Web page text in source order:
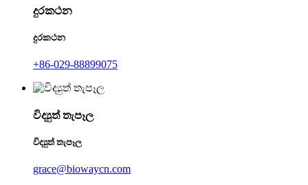
දුරකථන
දුරකථන
+86-029-88899075
විද්‍යුත් තැපෑල
විද්‍යුත් තැපෑල
grace@biowaycn.com